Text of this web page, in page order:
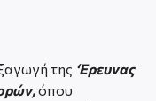
της ‘Ερευνας
όπου